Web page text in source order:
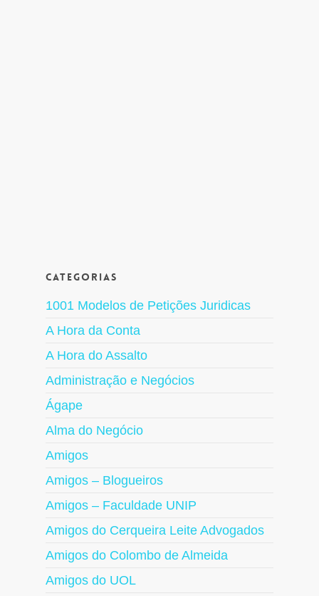
Categorias
1001 Modelos de Petições Juridicas
A Hora da Conta
A Hora do Assalto
Administração e Negócios
Ágape
Alma do Negócio
Amigos
Amigos – Blogueiros
Amigos – Faculdade UNIP
Amigos do Cerqueira Leite Advogados
Amigos do Colombo de Almeida
Amigos do UOL